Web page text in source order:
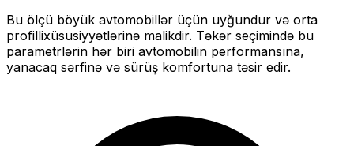
Bu ölçü böyük avtomobillər üçün uyğundur və orta
profillixüsusiyyətlərinə malikdir. Təkər seçimində bu
parametrlərin hər biri avtomobilin performansına,
yanacaq sərfinə və sürüş komfortuna təsir edir.